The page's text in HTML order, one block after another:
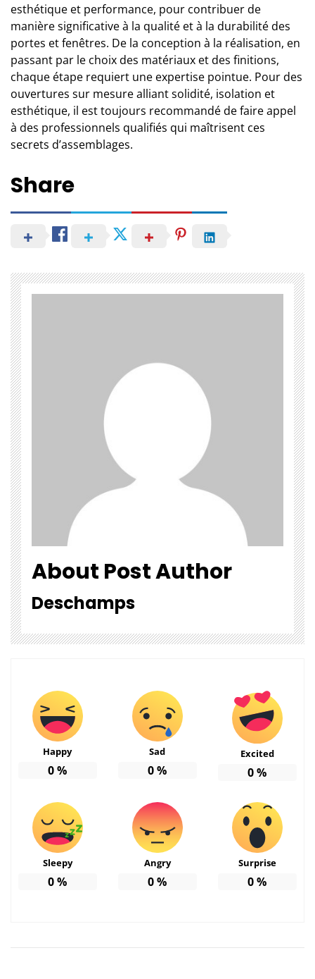
esthétique et performance, pour contribuer de
manière significative à la qualité et à la durabilité des
portes et fenêtres. De la conception à la réalisation, en
passant par le choix des matériaux et des finitions,
chaque étape requiert une expertise pointue. Pour des
ouvertures sur mesure alliant solidité, isolation et
esthétique, il est toujours recommandé defaire appel
à des professionnels qualifiés qui maîtrisent ces
secrets d’assemblages.
Share
About Post Author
Deschamps
Happy
0%
Sad
0%
Excited
0%
Sleepy
0%
Angry
0%
Surprise
0%